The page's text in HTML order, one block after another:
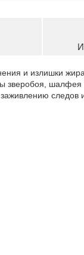
и излишки
зверобоя,
следов